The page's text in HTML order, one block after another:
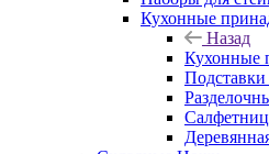
Кухонные
Назад
Кухонные